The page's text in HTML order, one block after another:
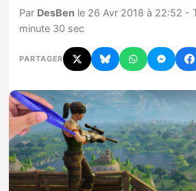
Jeux
Hardware
Chiffres de ventes
Rumeurs
Nintendo Direct
Par DesBen le 26 Avr 2018 à 22:52 -
minute 30 sec
PARTAGER